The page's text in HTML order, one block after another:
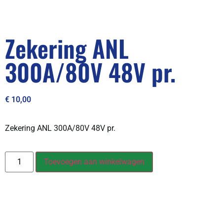
Zekering ANL
300A/80V 48V pr.
€ 10,00
Zekering ANL 300A/80V 48V pr.
Toevoegen aan winkelwagen